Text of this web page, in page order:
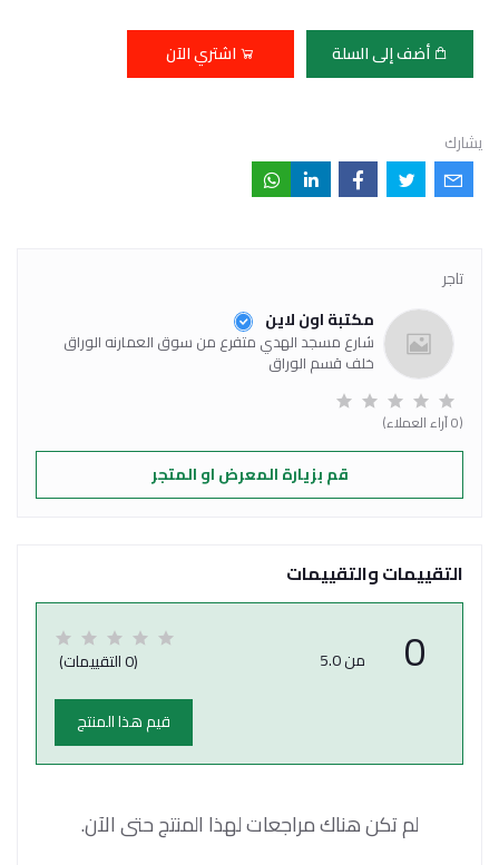
أضف إلى السلة اشتري الآن
يشارك
تاجر
مكتبة اون لاين
شارع مسجد الهدي متفرع من سوق العمارنه الوراق
خلف قسم الوراق
(0 آراء العملاء)
قم بزيارة المعرض او المتجر
التقييمات والتقييمات
0 من 5.0 (0 التقييمات)
قيم هذا المنتج
لم تكن هناك مراجعات لهذا المنتج حتى الآن.